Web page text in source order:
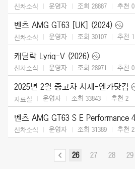
신차소식 운영자 조회 28887 추천 0
벤츠 AMG GT63 [UK] (2024)
신차소식 운영자 조회 30107 추천 1
캐딜락 Lyriq-V (2026)
신차소식 운영자 조회 28971 추천 0
2025년 2월 중고차 시세-엔카닷컴
자료실 운영자 조회 33843 추천 2
신차소식 운영자 조회 31389 추천 2
26 27 28 29